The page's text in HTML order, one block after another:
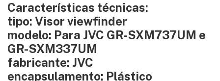
Características técnicas:
tipo: Visor viewfinder
modelo: Para JVC GR-SXM737UM e
GR-SXM337UM
fabricante: JVC
encapsulamento: Plástico